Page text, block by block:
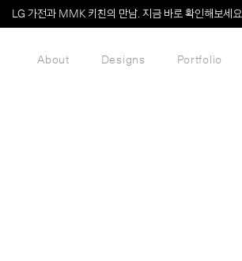
LG 가전과 MMK 키친의 만남. 지금 바로 확인해보세요.
About Designs Portfolio